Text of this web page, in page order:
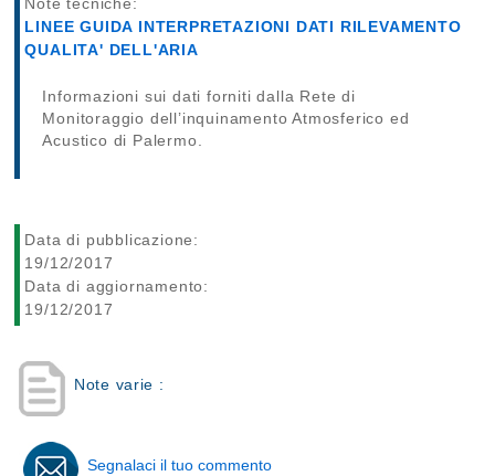
Note tecniche:
LINEE GUIDA INTERPRETAZIONI DATI RILEVAMENTO
QUALITA' DELL'ARIA
Informazioni sui dati forniti dalla Rete di
Monitoraggio dell’inquinamento Atmosferico ed
Acustico di Palermo.
Data di pubblicazione:
19/12/2017
Data di aggiornamento:
19/12/2017
Note varie :
Segnalaci il tuo commento